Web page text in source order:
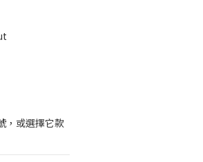
，或選擇它款